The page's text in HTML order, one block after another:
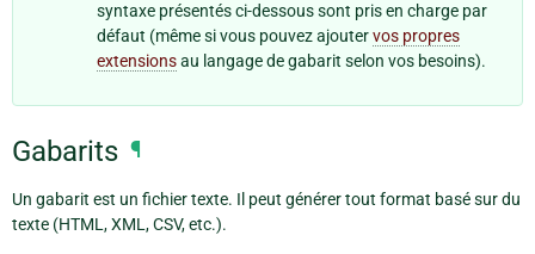
syntaxe présentés ci-dessous sont pris en charge par
défaut (même si vous pouvez ajoutervos propres
extensionsau langage de gabarit selon vos besoins).
Gabarits ¶
Un gabarit est un fichier texte. Il peut générer tout format basé sur du
texte (HTML, XML, CSV, etc.).